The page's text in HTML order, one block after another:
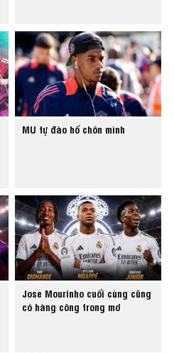
MU tự đào hố chôn mình
Jose Mourinho cuối cùng cũng
có hàng công trong mơ